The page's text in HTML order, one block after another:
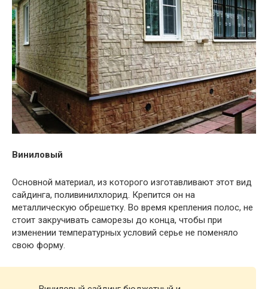
Виниловый
Основной материал, из которого изготавливают этот вид
сайдинга, поливинилхлорид. Крепится он на
металлическую обрешетку. Во время крепления полос, не
стоит закручивать саморезы до конца, чтобы при
изменении температурных условий серье не поменяло
свою форму.